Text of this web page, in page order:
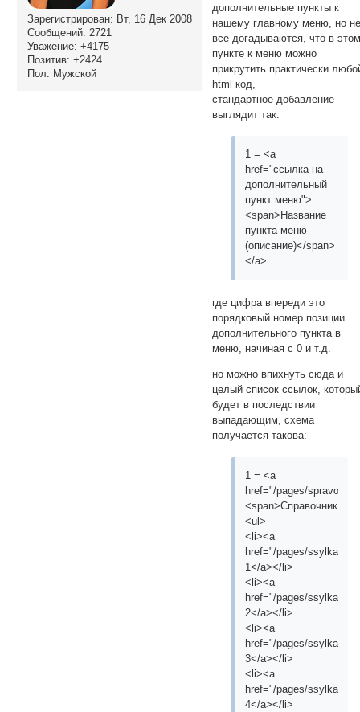
Зарегистрирован: Вт, 16 Дек 2008
Сообщений: 2721
Уважение: +4175
Позитив: +2424
Пол: Мужской
дополнительные пункты к
нашему главному меню, но
все догадываются, что в
пункте к меню можно
прикрутить практически
html код,
стандартное добавление
выглядит так:
1 = <a
href="ссылка на
дополнительный
пункт меню">
<span>Название
пункта меню
(описание)</span>
</a>
где цифра впереди это
порядковый номер позиции
дополнительного пункта в
меню, начиная с 0 и т.д.
но можно впихнуть сюда и
целый список ссылок,
будет в последствии
выпадающим, схема
получается такова:
1 = <a
href="/pages/
<span>Справочник
<ul>
<li><a
href="/pages/
1</a></li>
<li><a
href="/pages/
2</a></li>
<li><a
href="/pages/
3</a></li>
<li><a
href="/pages/
4</a></li>